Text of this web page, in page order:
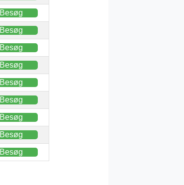
Besøg
Besøg
Besøg
Besøg
Besøg
Besøg
Besøg
Besøg
Besøg